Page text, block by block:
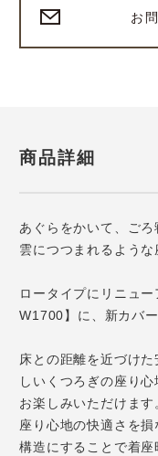
お
商品詳細
あぐらをかいて、ごろ
雲につつまれるような
ロータイプにリニュ
W1700】に、新カバー
床との距離を近づけ
しいくつろぎの座り
お楽しみいただけます
座り心地の快適さを
構造にすることで着